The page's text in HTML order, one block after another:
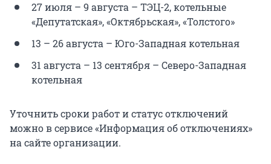
27 июля – 9 августа – ТЭЦ-2, котельные
«Депутатская», «Октябрьская», «Толстого»
13 – 26 августа – Юго-Западная котельная
31 августа – 13 сентября – Северо-Западная
котельная
Уточнить сроки работ и статус отключений
можно в сервисе «Информация об отключениях»
на сайте организации.